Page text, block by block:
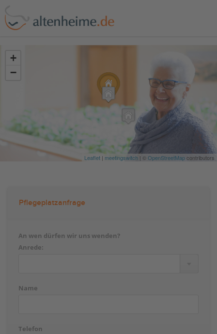
+
−
Leaflet | meetingswitch | ©OpenStreetMapcontributors
Pflegeplatzanfrage
An wen dürfen wir uns wenden?
Anrede:
Name
Telefon